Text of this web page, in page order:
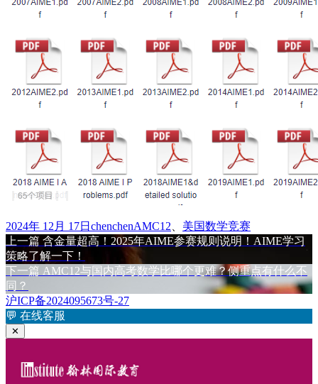
发
布
于
2024年 12月 17日 作
者
chenchen标
签
AMC12 美国数学竞赛
文
章
导
航
上一篇 上
篇
文
含金量超高！2025年AIME参赛规则说明！AIME学习
策略了解一下！
下一篇 下
文
章：
AMC12与国内高考数学比哪个更难？侧重点有什么不
同？
沪ICP备2024095673号-27
💬 在线客服
✕